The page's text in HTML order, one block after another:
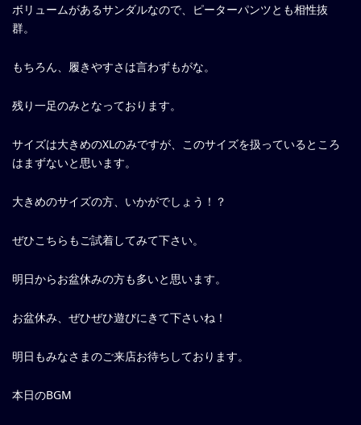
ボリュームがあるサンダルなので、ピーターパンツとも相性抜
群。
もちろん、履きやすさは言わずもがな。
残り一足のみとなっております。
サイズは大きめのXLのみですが、このサイズを扱っているところ
はまずないと思います。
大きめのサイズの方、いかがでしょう！？
ぜひこちらもご試着してみて下さい。
明日からお盆休みの方も多いと思います。
お盆休み、ぜひぜひ遊びにきて下さいね！
明日もみなさまのご来店お待ちしております。
本日のBGM